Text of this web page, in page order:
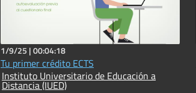
1/9/25 |00:04:18
Tu primer crédito ECTS
Instituto Universitario de Educación a
Distancia (IUED)